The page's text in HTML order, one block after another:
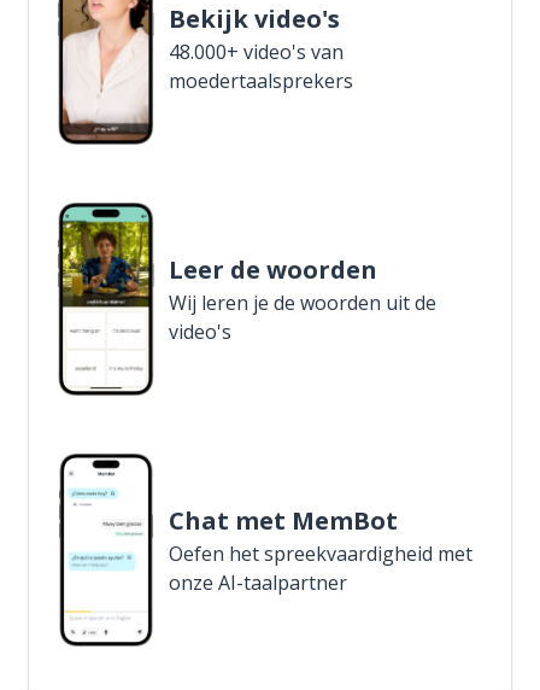
Bekijk video's
48.000+ video's van
moedertaalsprekers
Leer de woorden
Wij leren je de woorden uit de
video's
Chat met MemBot
Oefen het spreekvaardigheid met
onze AI-taalpartner